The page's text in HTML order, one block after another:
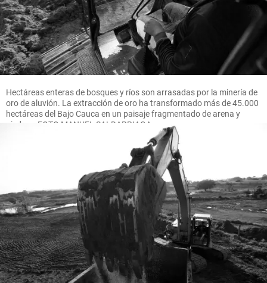
Hectáreas enteras de bosques y ríos son arrasadas por la minería de
oro de aluvión. La extracción de oro ha transformado más de 45.000
hectáreas del Bajo Cauca en un paisaje fragmentado de arena y
piedras. FOTO MANUEL SALDARRIAGA